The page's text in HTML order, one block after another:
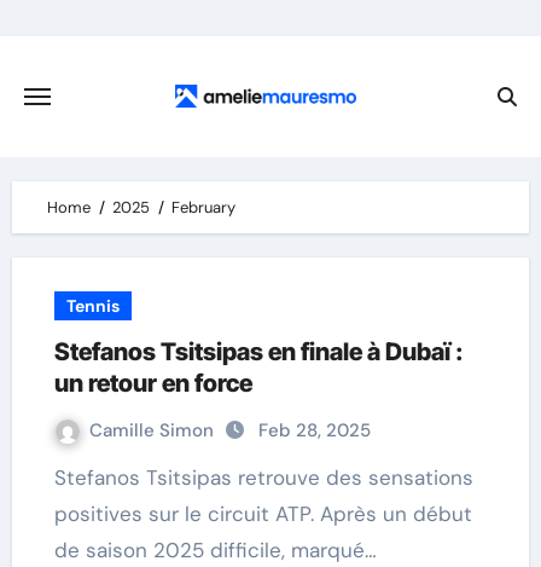
content
Home 2025 February
Tennis
Stefanos Tsitsipas en finale à Dubaï :
un retour en force
Camille Simon Feb 28, 2025
Stefanos Tsitsipas retrouve des sensations
positives sur le circuit ATP. Après un début
de saison 2025 difficile, marqué…